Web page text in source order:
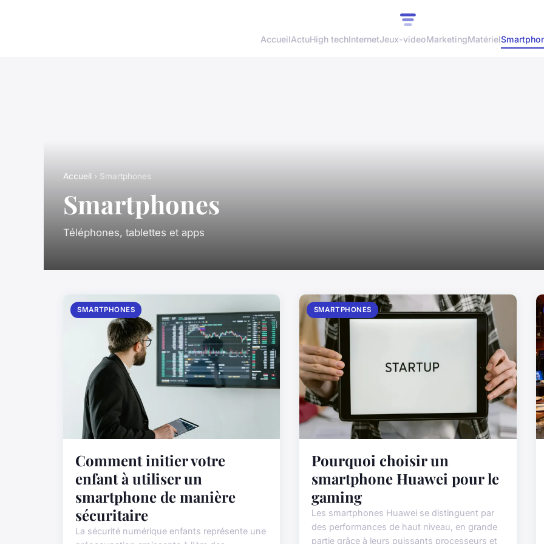
AccueilActuHigh techInternetJeux-videoMarketingMatériel
Accueil › Smartphones
Smartphones
Téléphones, tablettes et apps
SMARTPHONES
Comment initier votre
enfant à utiliser un
smartphone de manière
sécuritaire
La sécurité numérique enfants représente une
SMARTPHONES
Pourquoi choisir un
smartphone Huawei pour le
gaming
Les smartphones Huawei se distinguent par
des performances de haut niveau, en grande
partie grâce à leurs puissants processeurs et